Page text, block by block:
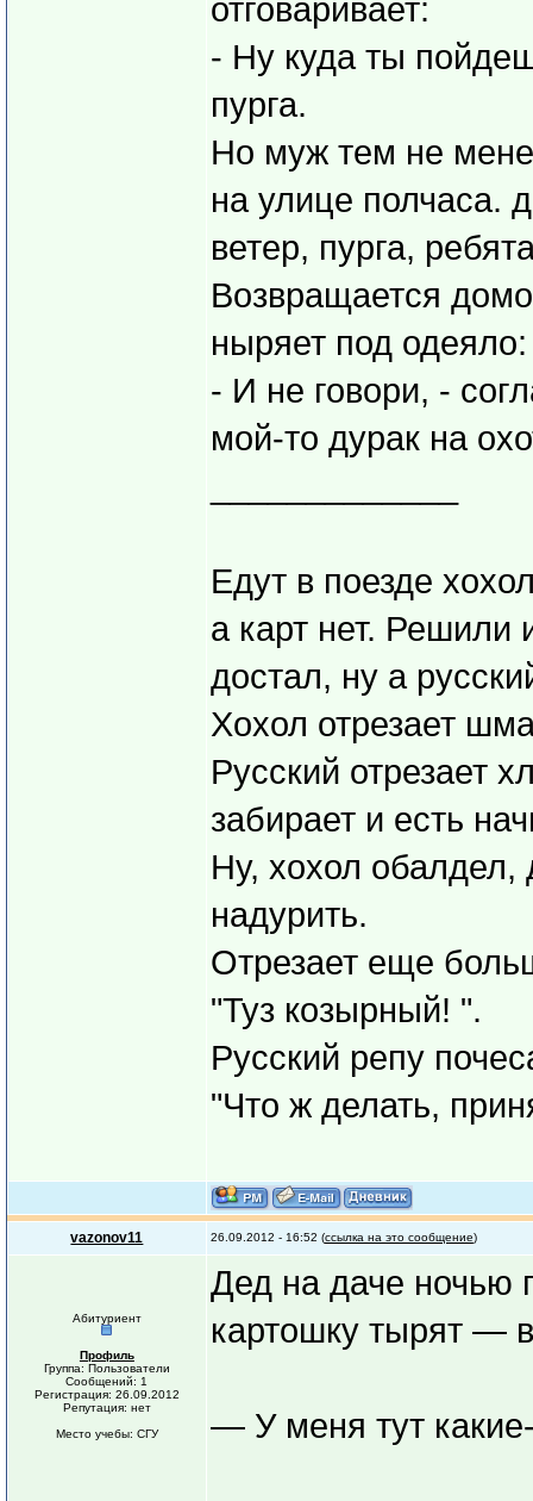
отговаривает:
- Ну куда ты
пурга.
Но муж тем не
на улице полчаса.
ветер, пурга,
Возвращается
ныряет под
- И не говори, -
мой-то дурак на
Едут в поезде
а карт нет. Решили
достал, ну а
Хохол отрезает
Русский отрезает
забирает и есть
Ну, хохол обалдел,
надурить.
Отрезает еще
"Туз козырный! ".
Русский репу
"Что ж делать,
vazonov11 26.09.2012 - 16:52 (ссылка на это сообщение)
Абитуриент
Профиль
Группа: Пользователи
Сообщений: 1
Регистрация: 26.09.2012
Репутация: нет
Место учебы: СГУ
Дед на даче ночью
картошку тырят —
— У меня тут